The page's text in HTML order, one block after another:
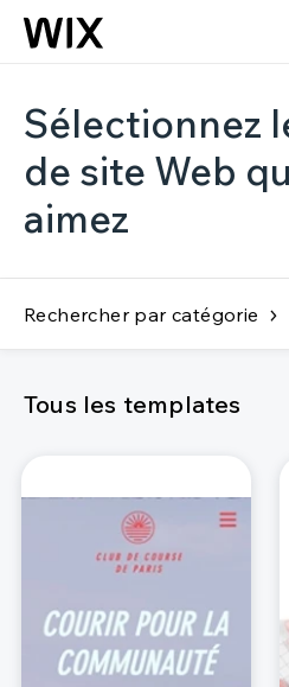
Sélectionnez
de site Web
aimez
Rechercher par catégorie
Tous les templates